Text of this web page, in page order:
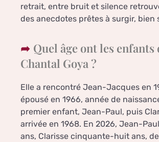
retrait, entre bruit et silence
des anecdotes prêtes à surgir, bien
Quel âge ont les enfants
Chantal Goya ?
Elle a rencontré Jean-Jacques en
épousé en 1966, année de
premier enfant, Jean-Paul, puis
arrivée en 1968. En 2026, Jean-
ans, Clarisse cinquante-huit ans,